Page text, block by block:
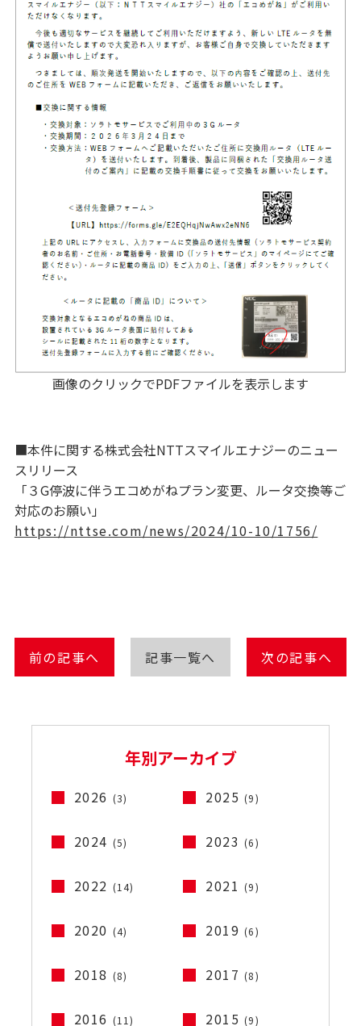
画像のクリックでPDFファイルを表示します
■本件に関する株式会社NTTスマイルエナジーのニュー
スリリース
「３G停波に伴うエコめがねプラン変更、ルータ交換等ご
対応のお願い」
https://nttse.com/news/2024/10-10/1756/
前の記事へ 記事一覧へ 次の記事へ
年別アーカイブ
2026 (3) 2025 (9)
2024 (5) 2023 (6)
2022 (14) 2021 (9)
2020 (4) 2019 (6)
2018 (8) 2017 (8)
2016 (11) 2015 (9)